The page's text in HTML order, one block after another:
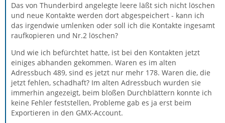
Das von Thunderbird angelegte leere läßt sich nicht löschen
und neue Kontakte werden dort abgespeichert - kann ich
das irgendwie umlenken oder soll ich die Kontakte ingesamt
raufkopieren und Nr.2 löschen?
Und wie ich befürchtet hatte, ist bei den Kontakten jetzt
einiges abhanden gekommen. Waren es im alten
Adressbuch 489, sind es jetzt nur mehr 178. Waren die, die
jetzt fehlen, schadhaft? Im alten Adressbuch wurden sie
immerhin angezeigt, beim bloßen Durchblättern konnte ich
keine Fehler feststellen, Probleme gab es ja erst beim
Exportieren in den GMX-Account.